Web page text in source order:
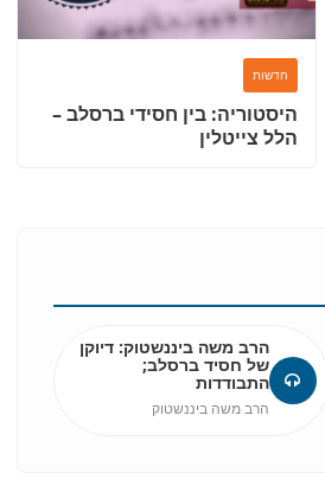
חדשות
היסטוריה: בין חסידי ברסלב –
הלל צייטלין
הרב משה ביננשטוק: דיוקן
של חסיד ברסלב;
התבודדות
הרב משה ביננשטוק